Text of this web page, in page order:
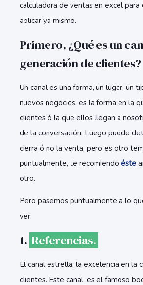
calculadora de ventas en excel para
aplicar ya mismo.
Primero, ¿Qué es un
generación de clientes?
Un canal es una forma, un lugar, un
nuevos negocios, es la forma en la
clientes ó la que ellos llegan a
de la conversación. Luego puede
cierra ó no la venta, pero es otro
puntualmente, te recomiendo éste
otro.
Pero pasemos puntualmente a lo
ver:
1. Referencias.
El canal estrella, la excelencia en la
clientes. Este canal, es el famoso